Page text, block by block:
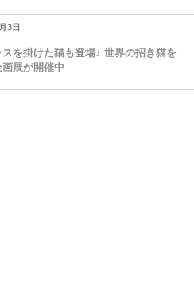
3日
を掛けた猫も登場♪ 世界の招き猫を
展が開催中